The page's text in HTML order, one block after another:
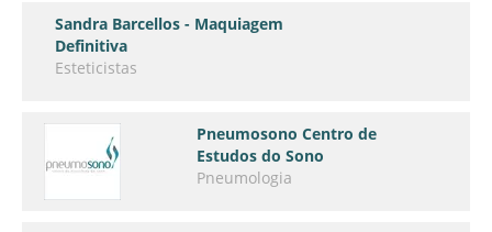
Sandra Barcellos - Maquiagem
Definitiva
Esteticistas
Pneumosono Centro de
Estudos do Sono
Pneumologia